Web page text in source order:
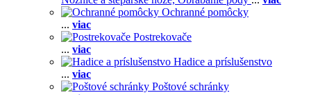
Ochranné pomôcky
... viac
Postrekovače
... viac
Hadice a príslušenstvo
... viac
Poštové schránky